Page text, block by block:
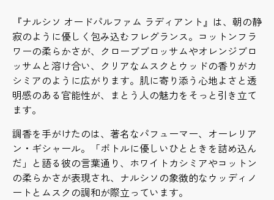
『ナルシソ オードパルファム ラディアント』は、朝の静
寂のように優しく包み込むフレグランス。コットンフラ
ワーの柔らかさが、クローブブロッサムやオレンジブロ
ッサムと溶け合い、クリアなムスクとウッドの香りがカ
シミアのように広がります。肌に寄り添う心地よさと透
明感のある官能性が、まとう人の魅力をそっと引き立て
ます。
調香を手がけたのは、著名なパフューマー、オーレリア
ン・ギシャール。「ボトルに優しいひとときを詰め込ん
だ」と語る彼の言葉通り、ホワイトカシミアやコットン
の柔らかさが表現され、ナルシソの象徴的なウッディノ
ートとムスクの調和が際立っています。